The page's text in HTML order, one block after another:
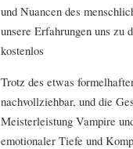
und Nuancen des
unsere Erfahrungen uns zu
kostenlos
Trotz des etwas
nachvollziehbar, und die
Meisterleistung Vampire
emotionaler Tiefe und